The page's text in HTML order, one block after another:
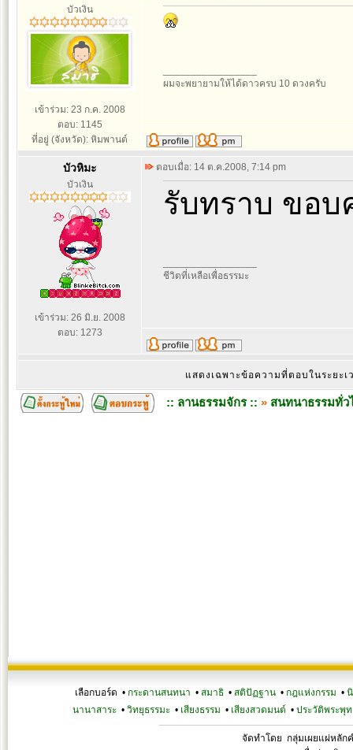
บัวเงิน
เข้าร่วม: 23 ก.ค. 2008
ตอบ: 1145
ที่อยู่ (จังหวัด): หิมพานต์
ผมจะพยายามให้ได้ดาวครบ 10 ดวงครับ
บัวหิมะ
บัวเงิน
เข้าร่วม: 26 มิ.ย. 2008
ตอบ: 1273
ตอบเมื่อ: 14 ต.ค.2008, 7:14 pm
รับทราบ ขอบ
ชีวิตที่เหลือเพื่อธรรมะ
แสดงเฉพาะข้อความที่ตอบในระยะ
:: ลานธรรมจักร :: » สนทนาธรรมทั่ว
เลือกบอร์ด • กระดานสนทนา • สมาธิ • สติปัฏฐาน • กฎแห่งกรรม •
นานาสาระ• วิทยุธรรมะ• เสียงธรรม • เสียงสวดมนต์ • ประวัติพระพุท
จัดทำโดย กลุ่มเผยแผ่หลัก